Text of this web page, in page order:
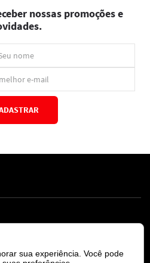
nossas promoções e
sua experiência. Você pode